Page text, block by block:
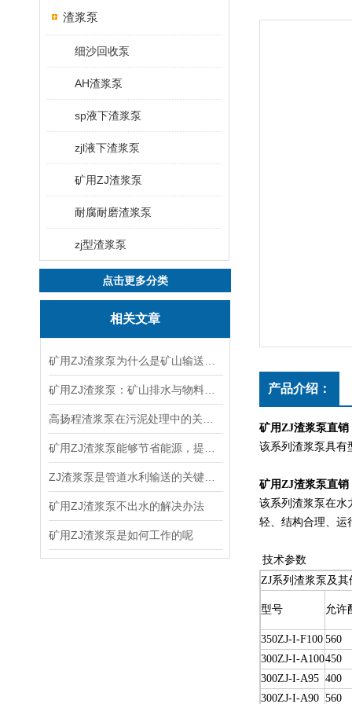
渣浆泵
细沙回收泵
AH渣浆泵
sp液下渣浆泵
zjl液下渣浆泵
矿用ZJ渣浆泵
耐腐耐磨渣浆泵
zj型渣浆泵
点击更多分类
相关文章
矿用ZJ渣浆泵不出水的解决办法
矿用ZJ渣浆泵是如何工作的呢
产品介绍：
矿用ZJ渣浆泵直销
该系列渣浆泵具有
矿用ZJ渣浆泵直销
该系列渣浆泵在水
轻、结构合理、运
技术参数
ZJ系列渣浆泵及
型号 允许
350ZJ-I-F100 560
300ZJ-I-A100450
300ZJ-I-A95 400
300ZJ-I-A90 560